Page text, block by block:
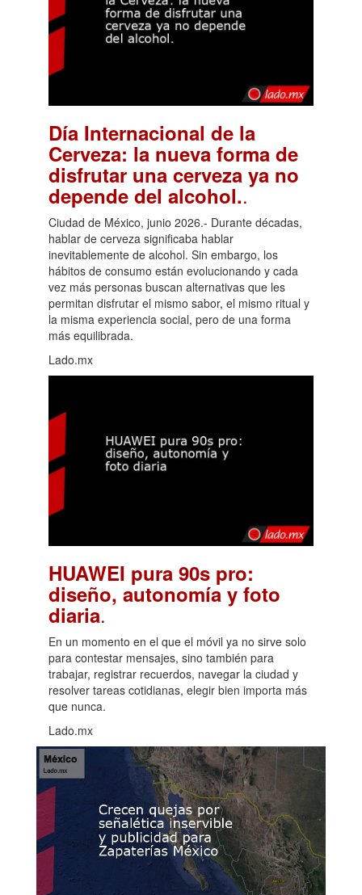
Día Internacional de la
Cerveza: la nueva forma de
disfrutar una cerveza ya no
depende del alcohol..
Ciudad de México, junio 2026.- Durante décadas,
hablar de cerveza significaba hablar
inevitablemente de alcohol. Sin embargo, los
hábitos de consumo están evolucionando y cada
vez más personas buscan alternativas que les
permitan disfrutar el mismo sabor, el mismo ritual y
la misma experiencia social, pero de una forma
más equilibrada.
Lado.mx
HUAWEI pura 90s pro:
diseño, autonomía y foto
diaria.
En un momento en el que el móvil ya no sirve solo
para contestar mensajes, sino también para
trabajar, registrar recuerdos, navegar la ciudad y
resolver tareas cotidianas, elegir bien importa más
que nunca.
Lado.mx